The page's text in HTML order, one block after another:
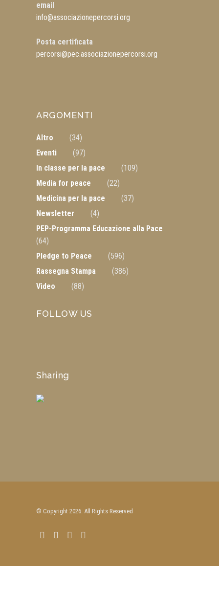
email
info@associazionepercorsi.org
Posta certificata
percorsi@pec.associazionepercorsi.org
ARGOMENTI
Altro
(34)
Eventi
(97)
In classe per la pace
(109)
Media for peace
(22)
Medicina per la pace
(37)
Newsletter
(4)
PEP-Programma Educazione alla Pace
(64)
Pledge to Peace
(596)
Rassegna Stampa
(386)
Video
(88)
FOLLOW US
Sharing
© Copyright 2026. All Rights Reserved